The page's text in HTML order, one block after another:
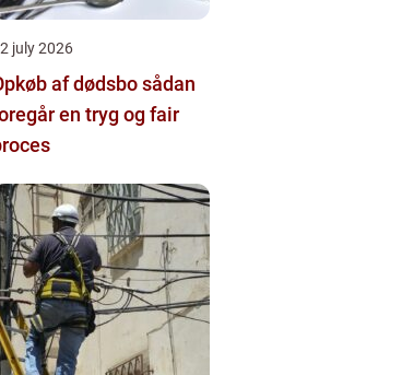
july 2026
af dødsbo sådan
en tryg og fair